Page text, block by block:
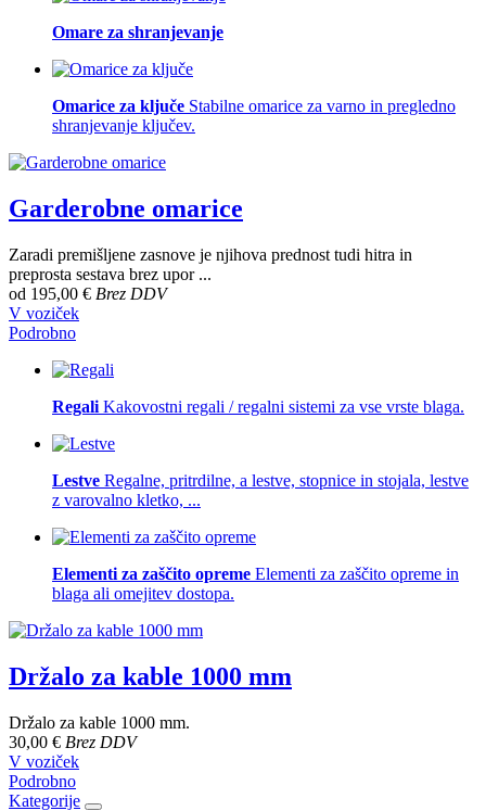
Omare za shranjevanje
Omarice za ključe Stabilne omarice za varno in pregledno
shranjevanje ključev.
Garderobne omarice
Zaradi premišljene zasnove je njihova prednost tudi hitra in
preprosta sestava brez upor ...
od 195,00 € Brez DDV
V voziček
Podrobno
Regali Kakovostni regali / regalni sistemi za vse vrste blaga.
Lestve Regalne, pritrdilne, a lestve, stopnice in stojala, lestve
z varovalno kletko, ...
Elementi za zaščito opreme Elementi za zaščito opreme in
blaga ali omejitev dostopa.
Držalo za kable 1000 mm
Držalo za kable 1000 mm.
30,00 € Brez DDV
V voziček
Podrobno
Kategorije